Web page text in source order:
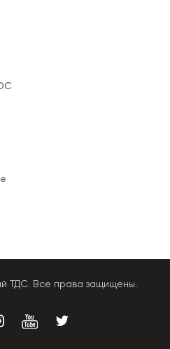
ТДС. Все права защищены.